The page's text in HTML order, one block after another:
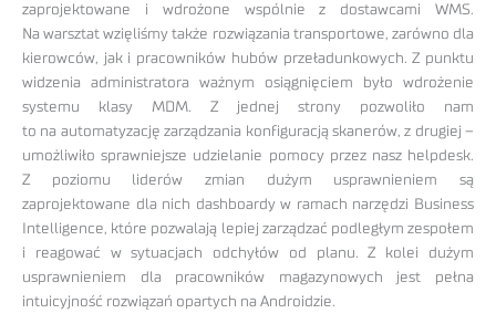
zaprojektowane i wdrożone wspólnie z dostawcami WMS.
Na warsztat wzięliśmy także rozwiązania transportowe, zarówno dla
kierowców, jak i pracowników hubów przeładunkowych. Z punktu
widzenia administratora ważnym osiągnięciem było wdrożenie
systemu klasy MDM. Z jednej strony pozwoliło nam
to na automatyzację zarządzania konfiguracją skanerów, z drugiej –
umożliwiło sprawniejsze udzielanie pomocy przez nasz helpdesk.
Z poziomu liderów zmian dużym usprawnieniem są
zaprojektowane dla nich dashboardy w ramach narzędzi Business
Intelligence, które pozwalają lepiej zarządzać podległym zespołem
i reagować w sytuacjach odchyłów od planu. Z kolei dużym
usprawnieniem dla pracowników magazynowych jest pełna
intuicyjność rozwiązań opartych na Androidzie.